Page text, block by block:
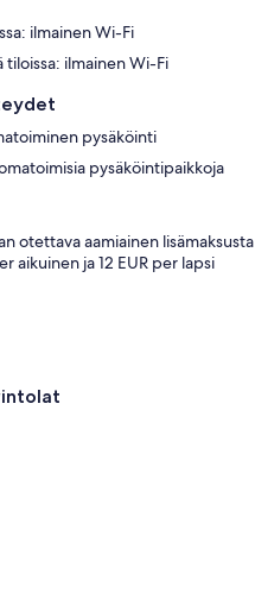
ilmainen Wi-Fi
tiloissa: ilmainen Wi-Fi
pysäköinti
pysäköintipaikkoja
otettava aamiainen lisämaksusta
aikuinen ja 12 EUR per lapsi